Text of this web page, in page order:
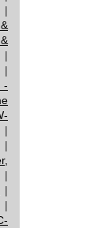
|
-
|
|
|